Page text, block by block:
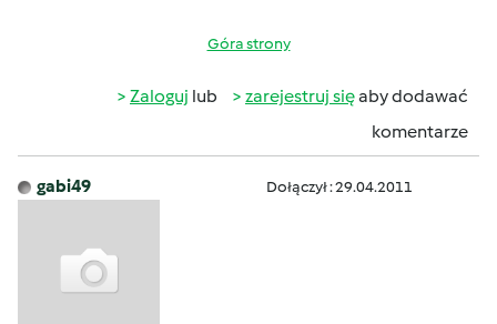
Góra strony
Zaloguj lub zarejestruj sięaby dodawać
komentarze
gabi49 Dołączył : 29.04.2011